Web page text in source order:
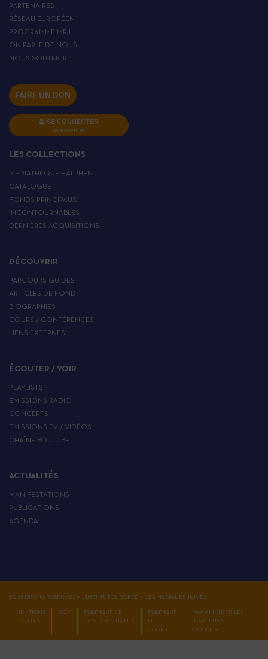
PARTENAIRES
RÉSEAU EUROPÉEN
PROGRAMME MRJ
ON PARLE DE NOUS
NOUS SOUTENIR
FAIRE UN DON
SE CONNECTER
INSCRIPTION
LES COLLECTIONS
MÉDIATHÈQUE HALPHEN
CATALOGUE
FONDS PRINCIPAUX
INCONTOURNABLES
DERNIÈRES ACQUISITIONS
DÉCOUVRIR
PARCOURS GUIDÉS
ARTICLES DE FOND
BIOGRAPHIES
COURS / CONFÉRENCES
LIENS EXTERNES
ÉCOUTER / VOIR
PLAYLISTS
EMISSIONS RADIO
CONCERTS
ÉMISSIONS TV / VIDÉOS
CHAÎNE YOUTUBE
ACTUALITÉS
MANIFESTATIONS
PUBLICATIONS
AGENDA
TOUS DROITS RÉSERVÉS À L'INSTITUT EUROPÉEN DES MUSIQUES JUIVES
MENTIONS
LÉGALES
CGV
POLITIQUE DE
CONFIDENTIALITÉ
POLITIQUE
DE
COOKIES
PARAMÉTRER LES
TRACEURS ET
COOKIES